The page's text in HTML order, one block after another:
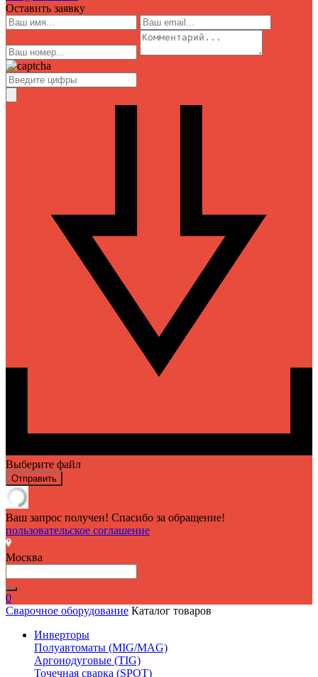
Оставить заявку
Выберите файл
Отправить
Ваш запрос получен! Спасибо за обращение!
пользовательское соглашение
Москва
0
Сварочное оборудование Каталог товаров
Инверторы
Полуавтоматы (MIG/MAG)
Аргонодуговые (TIG)
Точечная сварка (SPOT)